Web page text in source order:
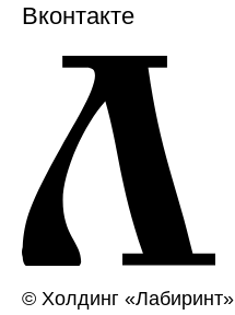
Вконтакте
© Холдинг «Лабиринт»